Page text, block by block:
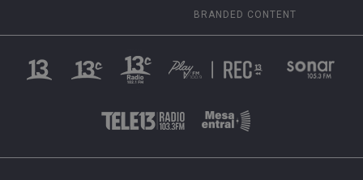
BRANDED CONTENT